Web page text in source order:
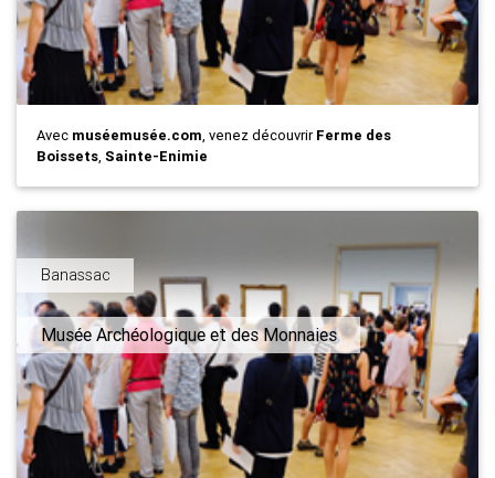
Avec muséemusée.com, venez découvrirFerme des
Boissets, Sainte-Enimie
Banassac
Musée Archéologique et des Monnaies